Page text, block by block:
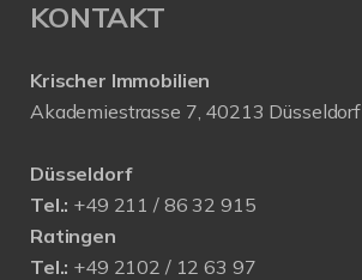
KONTAKT
Krischer Immobilien
Akademiestrasse 7, 40213 Düsseldorf
Düsseldorf
Tel.: +49 211 / 86 32 915
Ratingen
Tel.: +49 2102 / 12 63 97